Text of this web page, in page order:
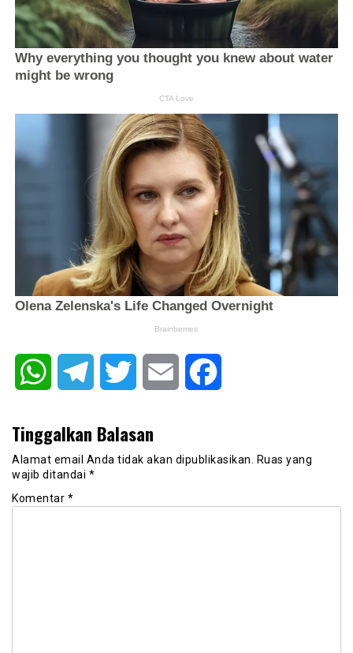
WhatsAppTelegram Twitter Email
Tinggalkan Balasan
Alamat email Anda tidak akan dipublikasikan.
Ruas yang
wajib ditandai *
Komentar *